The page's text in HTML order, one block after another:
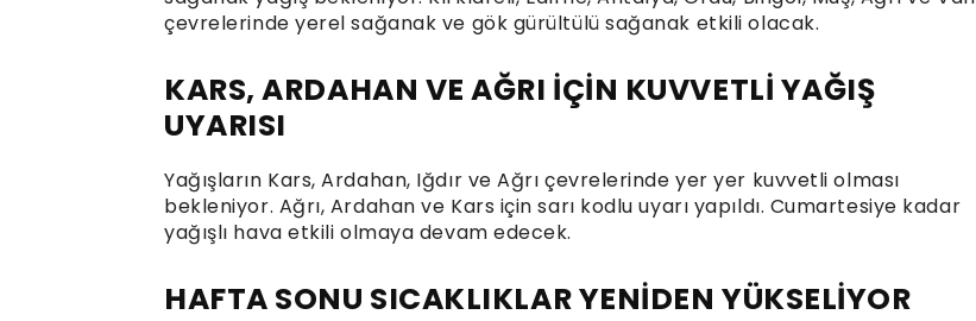
çevrelerinde yerel sağanak ve gök gürültülü sağanak etkili olacak.
KARS, ARDAHAN VE AĞRI İÇİN KUVVETLİ YAĞIŞ
UYARISI
Yağışların Kars, Ardahan, Iğdır ve Ağrı çevrelerinde yer yer kuvvetli olması
bekleniyor. Ağrı, Ardahan ve Kars için sarı kodlu uyarı yapıldı. Cumartesiye kadar
yağışlı hava etkili olmaya devam edecek.
HAFTA SONU SICAKLIKLAR YENİDEN YÜKSELİYOR